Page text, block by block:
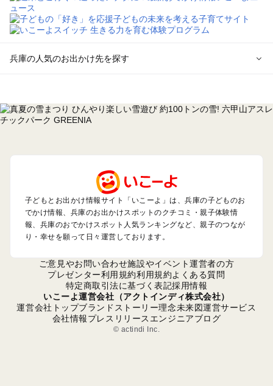
兵庫の人気のお出かけ先を探す
を探す
神戸・有馬・六甲山・西宮・明石のプールお出かけ
淡路島のプールお出かけ
城崎・豊岡・竹野のプールお出かけ
神鍋・養父・和田山・鉢伏のプールお出かけ
香住・湯村・浜坂のプールお出かけ
兵庫の定番お出かけスポット
兵庫の動物園
兵庫のバーベキュー
兵庫の牧場
兵庫のプール
子どもとお出かけ情報サイト「いこーよ」は、兵庫の子どものお
でかけ情報、兵庫のお出かけスポットのクチコミ・親子体験情
報、兵庫のおでかけスポット人気ランキングなど、親子のつなが
り・幸せを願って日々運営しております。
ご意見やお問い合わせ施設やイベント運営者の方
プレゼンター利用規約利用規約よくある質問
特定商取引法に基づく表記採用情報
いこーよ運営会社（アクトインディ株式会社）
運営会社トップブランドストーリー理念未来図運営サービス
会社情報プレスリリース エンジニアブログ
© actindi Inc.